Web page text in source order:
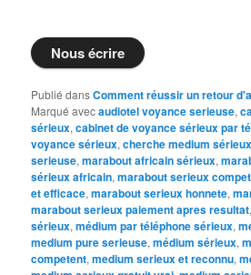
Nous écrire
Publié dansComment réussir un retour
Marqué avecaudiotel voyance serieuse,
sérieux,cabinet de voyance sérieux par
voyance sérieux,cherche medium sérieux
serieuse,marabout africain sérieux,
sérieux africain,marabout serieux
et efficace,marabout serieux honnete,
marabout serieux paiement apres resultat
sérieux,médium par téléphone sérieux,
medium pure serieuse,médium sérieux,
competent,medium serieux et reconnu,